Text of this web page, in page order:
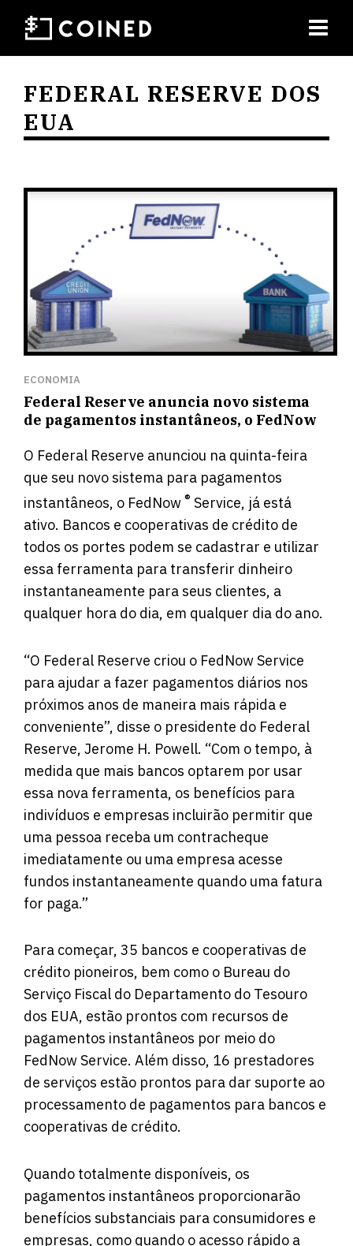
FEDERAL RESERVE DOS
EUA
ECONOMIA
Federal Reserve anuncia novo sistema
de pagamentos instantâneos, o FedNow
O Federal Reserve anunciou na quinta-feira
que seu novo sistema para pagamentos
instantâneos, o FedNow ® Service, já está
ativo. Bancos e cooperativas de crédito de
todos os portes podem se cadastrar e utilizar
essa ferramenta para transferir dinheiro
instantaneamente para seus clientes, a
qualquer hora do dia, em qualquer dia do ano.
“O Federal Reserve criou o FedNow Service
para ajudar a fazer pagamentos diários nos
próximos anos de maneira mais rápida e
conveniente”, disse o presidente do Federal
Reserve, Jerome H. Powell. “Com o tempo, à
medida que mais bancos optarem por usar
essa nova ferramenta, os benefícios para
indivíduos e empresas incluirão permitir que
uma pessoa receba um contracheque
imediatamente ou uma empresa acesse
fundos instantaneamente quando uma fatura
for paga.”
Para começar, 35 bancos e cooperativas de
crédito pioneiros, bem como o Bureau do
Serviço Fiscal do Departamento do Tesouro
dos EUA, estão prontos com recursos de
pagamentos instantâneos por meio do
FedNow Service. Além disso, 16 prestadores
de serviços estão prontos para dar suporte ao
processamento de pagamentos para bancos e
cooperativas de crédito.
Quando totalmente disponíveis, os
pagamentos instantâneos proporcionarão
benefícios substanciais para consumidores e
empresas, como quando o acesso rápido a